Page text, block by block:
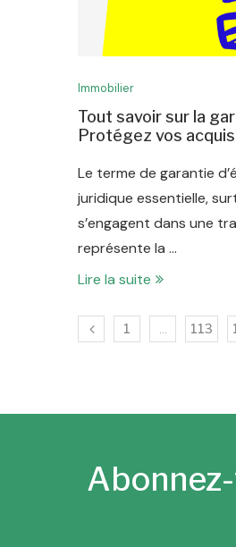
Immobilier
Tout savoir sur la
Protégez vos
Le terme de garantie
juridique essentielle,
s’engagent dans une
représente la …
Lire la suite
1 … 113